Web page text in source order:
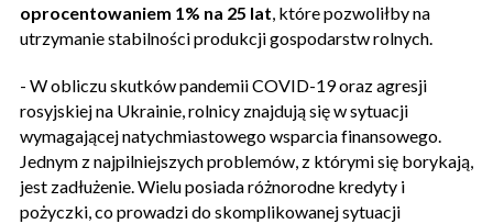
oprocentowaniem 1% na 25 lat , które pozwoliłby na
utrzymanie stabilności produkcji gospodarstw rolnych.
- W obliczu skutków pandemii COVID-19 oraz agresji
rosyjskiej na Ukrainie, rolnicy znajdują się w sytuacji
wymagającej natychmiastowego wsparcia finansowego.
Jednym z najpilniejszych problemów, z którymi się borykają,
jest zadłużenie. Wielu posiada różnorodne kredyty i
pożyczki, co prowadzi do skomplikowanej sytuacji